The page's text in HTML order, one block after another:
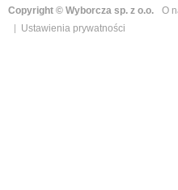
Copyright © Wyborcza sp. z o.o. O
Ustawienia prywatności